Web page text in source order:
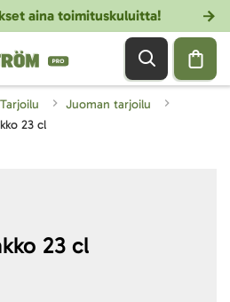
aina toimituskuluitta!
Tarjoilu
Juoman tarjoilu
23 cl
23 cl